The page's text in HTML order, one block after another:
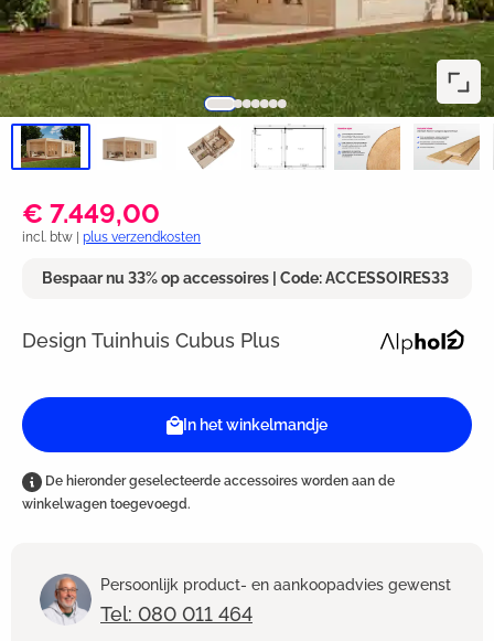
€ 7.449,00
incl. btw | plus verzendkosten
Bespaar nu 33% op accessoires | Code: ACCESSOIRES33
Design Tuinhuis Cubus Plus
In het winkelmandje
De hieronder geselecteerde accessoires worden aan de
winkelwagen toegevoegd.
Persoonlijk product- en aankoopadvies gewenst
Tel: 080 011 464